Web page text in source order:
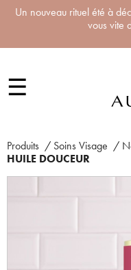
Un nouveau rituel été à
vous vite
☰
Produits / Soins Visage /
HUILE DOUCEUR